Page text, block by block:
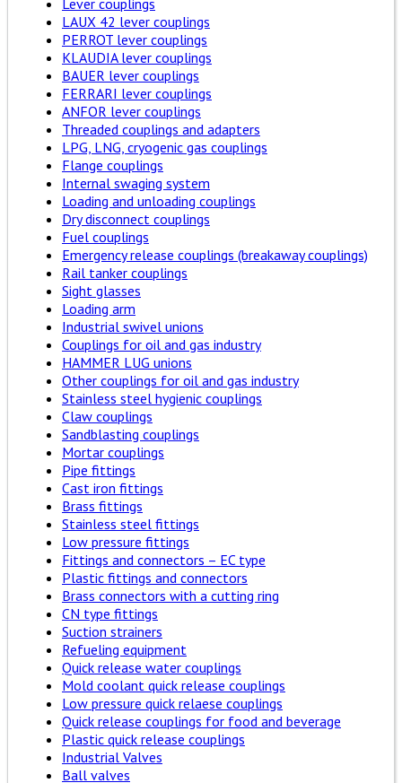
LAUX 42 lever couplings
PERROT lever couplings
KLAUDIA lever couplings
BAUER lever couplings
FERRARI lever couplings
ANFOR lever couplings
Threaded couplings and adapters
LPG, LNG, cryogenic gas couplings
Flange couplings
Internal swaging system
Loading and unloading couplings
Dry disconnect couplings
Fuel couplings
Emergency release couplings (breakaway couplings)
Rail tanker couplings
Sight glasses
Loading arm
Industrial swivel unions
Couplings for oil and gas industry
HAMMER LUG unions
Other couplings for oil and gas industry
Stainless steel hygienic couplings
Claw couplings
Sandblasting couplings
Mortar couplings
Pipe fittings
Cast iron fittings
Brass fittings
Stainless steel fittings
Low pressure fittings
Fittings and connectors – EC type
Plastic fittings and connectors
Brass connectors with a cutting ring
CN type fittings
Suction strainers
Refueling equipment
Quick release water couplings
Mold coolant quick release couplings
Low pressure quick relaese couplings
Quick release couplings for food and beverage
Plastic quick release couplings
Industrial Valves
Ball valves